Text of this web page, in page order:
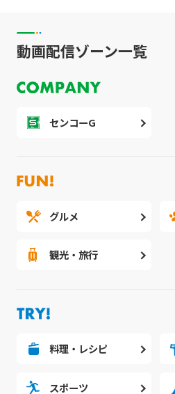
動画配信ゾーン一覧
センコーG
グルメ
観光・旅行
料理・レシピ
スポーツ